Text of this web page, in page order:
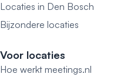
Locaties in Den Bosch
Bijzondere locaties
Voor locaties
Hoe werkt meetings.nl